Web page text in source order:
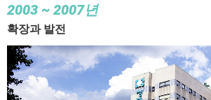
2003 ~ 2007년
확장과 발전